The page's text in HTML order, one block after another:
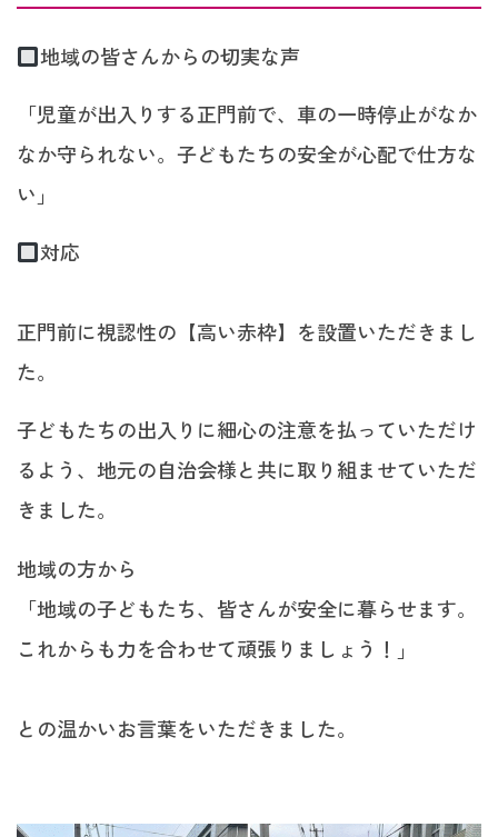
地域の皆さんからの切実な声
「児童が出入りする正門前で、車の一時停止がなか
なか守られない。子どもたちの安全が心配で仕方な
い」
対応
正門前に視認性の【高い赤枠】を設置いただきまし
た。
子どもたちの出入りに細心の注意を払っていただけ
るよう、地元の自治会様と共に取り組ませていただ
きました。
地域の方から
「地域の子どもたち、皆さんが安全に暮らせます。
これからも力を合わせて頑張りましょう！」
との温かいお言葉をいただきました。